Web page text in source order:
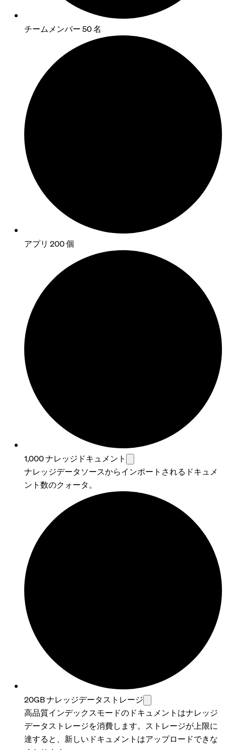
チームメンバー 50 名
アプリ 200 個
1,000 ナレッジドキュメント
ナレッジデータソースからインポートされるドキュメ
ント数のクォータ。
20GB ナレッジデータストレージ
高品質インデックスモードのドキュメントはナレッジ
データストレージを消費します。ストレージが上限に
達すると、新しいドキュメントはアップロードできな